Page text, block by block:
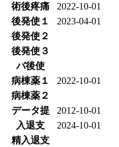
術後疼痛
2022-10-01
後発使１
2023-04-01
後発使２
後発使３
バ後使
病棟薬１
2022-10-01
病棟薬２
データ提
2012-10-01
入退支
2024-10-01
精入退支